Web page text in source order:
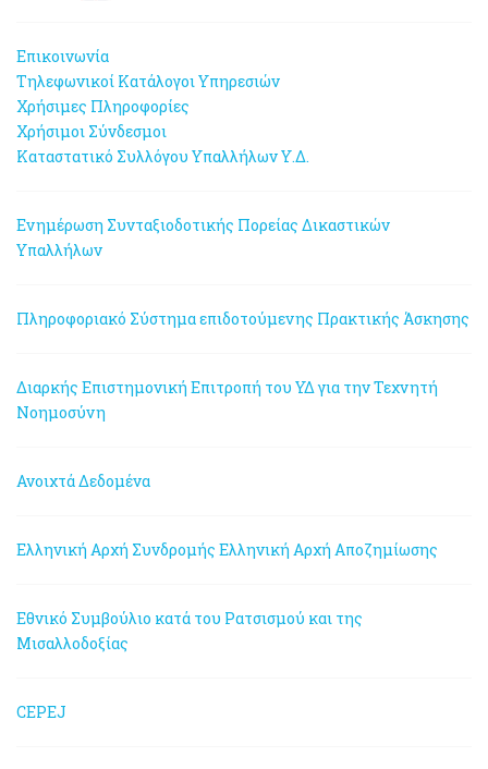
Επικοινωνία
Τηλεφωνικοί Κατάλογοι Υπηρεσιών
Χρήσιμες Πληροφορίες
Χρήσιμοι Σύνδεσμοι
Καταστατικό Συλλόγου Υπαλλήλων Υ.Δ.
Ενημέρωση Συνταξιοδοτικής Πορείας Δικαστικών
Υπαλλήλων
Πληροφοριακό Σύστημα επιδοτούμενης Πρακτικής Άσκησης
Διαρκής Επιστημονική Επιτροπή του ΥΔ για την Τεχνητή
Νοημοσύνη
Ανοιχτά Δεδομένα
Ελληνική Αρχή Συνδρομής Ελληνική Αρχή Αποζημίωσης
Εθνικό Συμβούλιο κατά του Ρατσισμού και της
Μισαλλοδοξίας
CEPEJ